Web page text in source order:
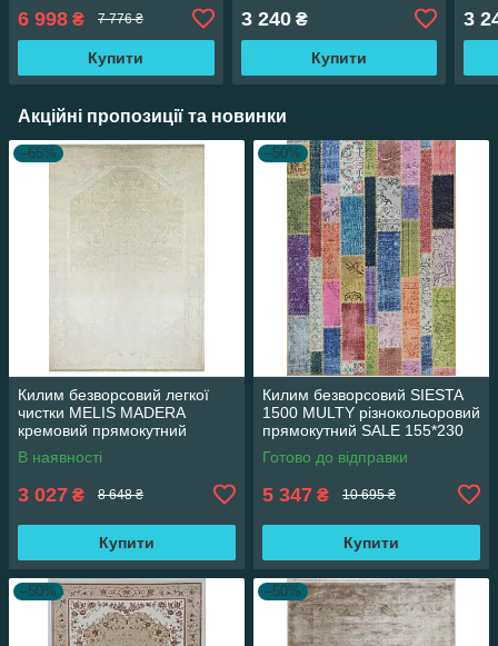
6 998 ₴ 7 776 ₴
Купити
3 240₴
Купити
3
Акційні пропозиції та новинки
–65%
Килим безворсовий легкої
чистки MELIS MADERA
кремовий прямокутний
160*230 см
В наявності
3 027 ₴ 8 648 ₴
Купити
–50%
Килим безворсовий SIESTA
1500 MULTY різнокольоровий
прямокутний SALE 155*230
см
Готово до відправки
5 347 ₴ 10 695 ₴
Купити
–50% –50%